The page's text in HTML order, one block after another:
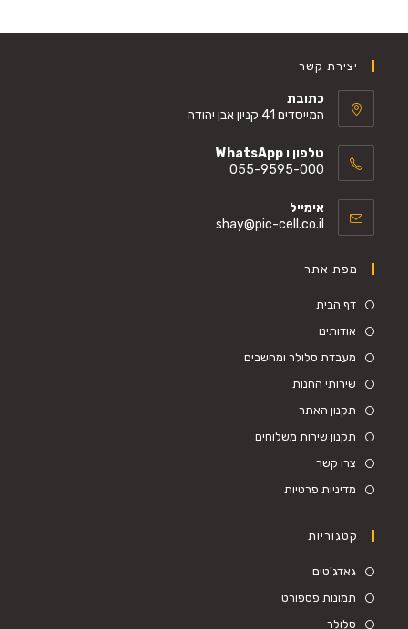
יצירת קשר
כתובת
המייסדים 41 קניון אבן יהודה
טלפון ו WhatsApp
055-9595-000
אימייל
shay@pic-cell.co.il
מפת אתר
דף הבית
אודותינו
מעבדת סלולר ומחשבים
שירותי החנות
תקנון האתר
תקנון שירות משלוחים
צרו קשר
מדיניות פרטיות
קטגוריות
גאדג'טים
תמונות פספורט
סלולר